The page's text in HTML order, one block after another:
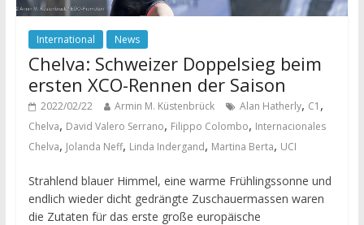
International News
Chelva: Schweizer Doppelsieg beim
ersten XCO-Rennen der Saison
2022/02/22 Armin M. Küstenbrück Alan Hatherly, C1 ,
Chelva, David Valero Serrano, Filippo Colombo, Internacionales
Chelva, Jolanda Neff, Linda Indergand, Martina Berta, UCI
Strahlend blauer Himmel, eine warme Frühlingssonne und
endlich wieder dicht gedrängte Zuschauermassen waren
die Zutaten für das erste große europäische